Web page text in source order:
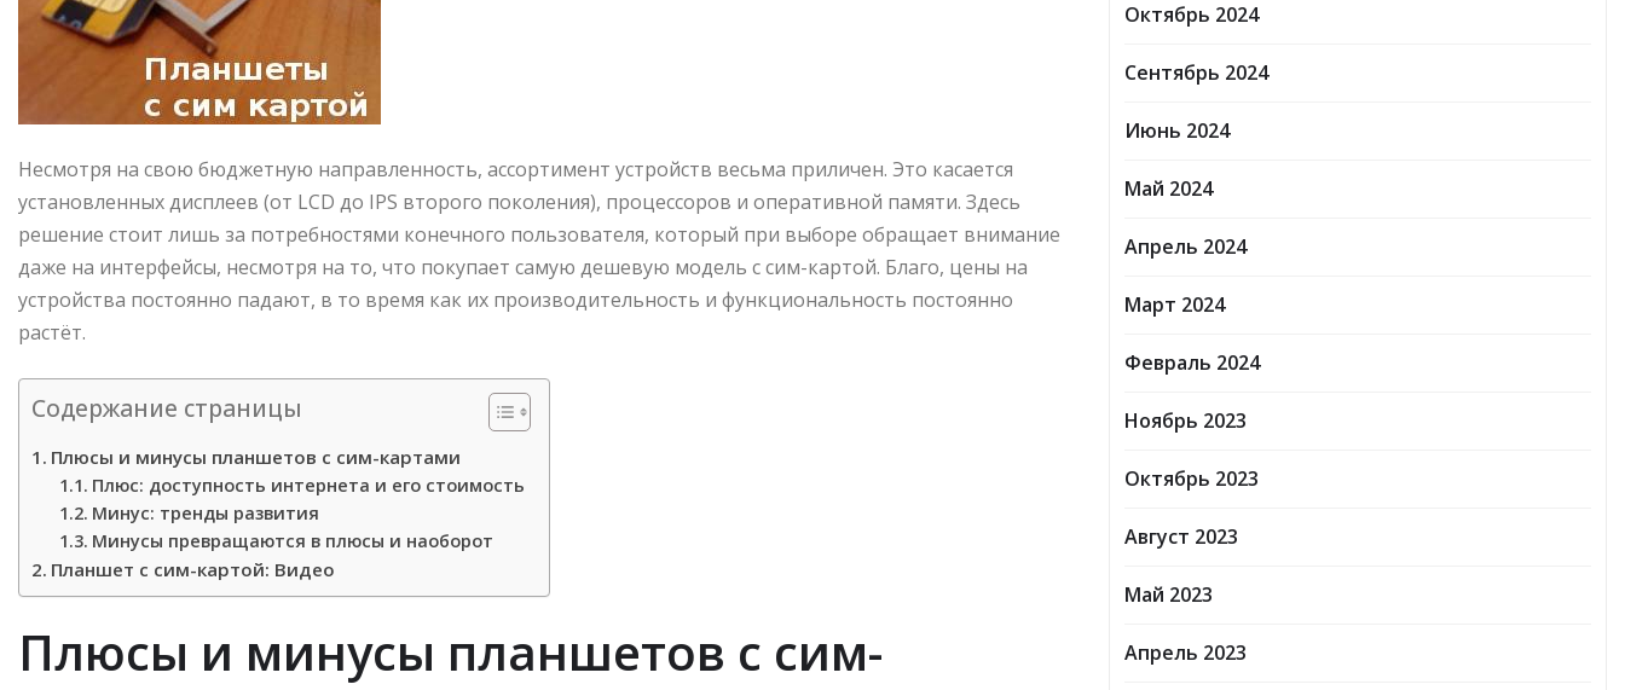
Несмотря на свою бюджетную направленность, ассортимент устройств весьма приличен. Это касается
установленных дисплеев (от LCD до IPS второго поколения), процессоров и оперативной памяти. Здесь
решение стоит лишь за потребностями конечного пользователя, который при выборе обращает внимание
даже на интерфейсы, несмотря на то, что покупает самую дешевую модель с сим-картой. Благо, цены на
устройства постоянно падают, в то время как их производительность и функциональность постоянно
растёт.
Содержание страницы
Плюсы и минусы планшетов с сим-картами
Плюс: доступность интернета и его стоимость
Минус: тренды развития
Минусы превращаются в плюсы и наоборот
Планшет с сим-картой: Видео
Плюсы и минусы планшетов с сим-
Октябрь 2024
Сентябрь 2024
Июнь 2024
Май 2024
Апрель 2024
Март 2024
Февраль 2024
Ноябрь 2023
Октябрь 2023
Август 2023
Май 2023
Апрель 2023